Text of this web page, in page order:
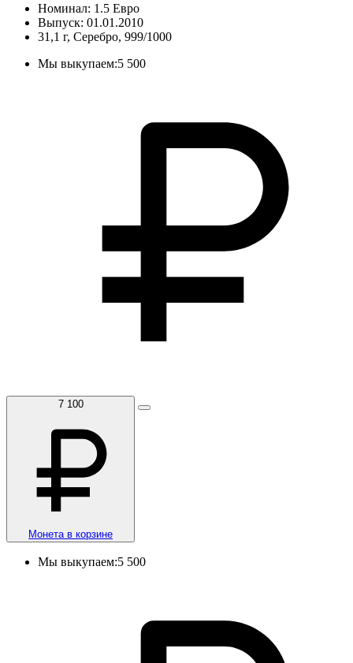
Номинал: 1.5 Евро
Выпуск: 01.01.2010
31,1 г, Серебро, 999/1000
Мы выкупаем:5 500
7 100
Монета в корзине
Мы выкупаем:5 500